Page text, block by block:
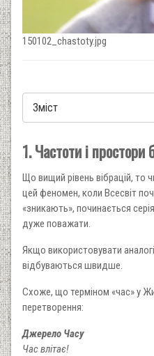
150102_chastoty.jpg
1. Частоти і простори
Що вищий рівень вібрацій, то
цей феномен, коли Всесвіт
«зникають», починається
дуже поважати.
Якщо використовувати
відбуваються швидше.
Схоже, що терміном «час» у
перетворення:
Джерело Часу
Час влітає!